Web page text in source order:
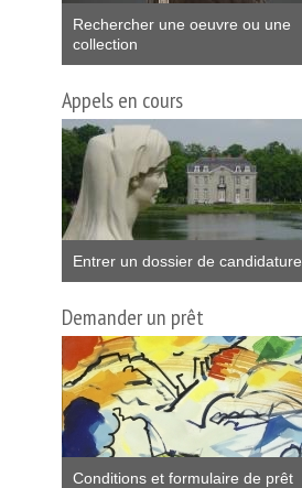
Rechercher une oeuvre ou une
collection
Appels en cours
Entrer un dossier de candidature
Demander un prêt
Conditions et formulaire de prêt